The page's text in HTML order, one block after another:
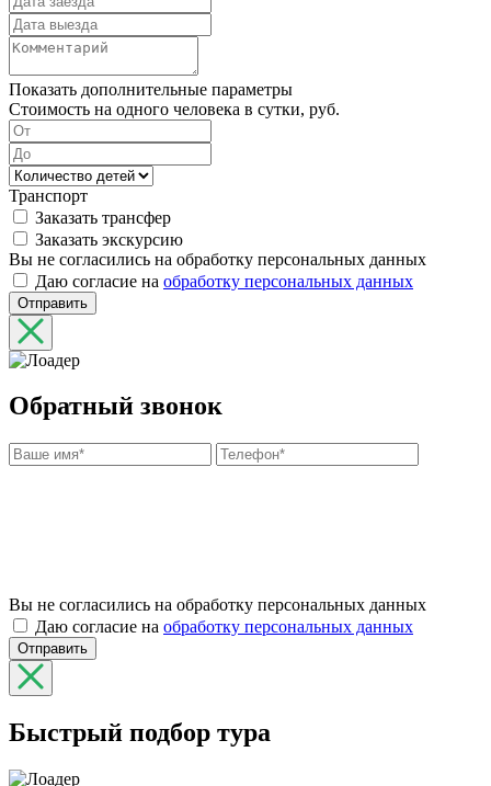
Показать дополнительные параметры
Стоимость на одного человека в сутки, руб.
Транспорт
Заказать трансфер
Заказать экскурсию
Вы не согласились на обработку персональных данных
Даю согласие на обработку персональных данных
Отправить
Обратный звонок
Вы не согласились на обработку персональных данных
Даю согласие на обработку персональных данных
Отправить
Быстрый подбор тура